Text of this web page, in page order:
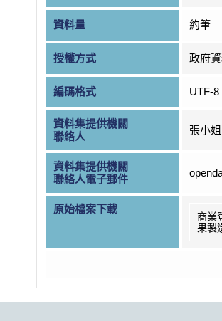
資料量 約筆
授權方式 政府
編碼格式 UTF-8
資料集提供機關
聯絡人
張小姐
資料集提供機關
聯絡人電子郵件
原始檔案下載
商業
果製